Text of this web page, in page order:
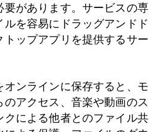
要があります。サービスの専
を容易にドラッグアンドド
トップアプリを提供するサー
オンラインに保存すると、モ
アクセス、音楽や動画のス
クによる他者とのファイル共